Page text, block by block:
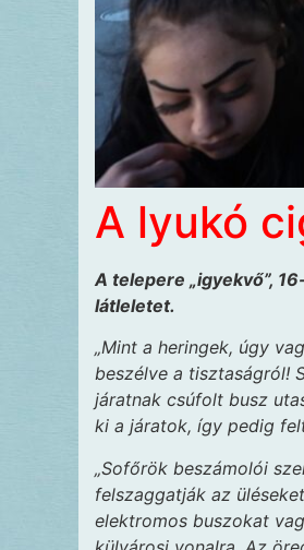
A lyukó
A telepere „igyekvő”,
látleletet.
„Mint a heringek, úgy
beszélve a tisztaságról!
járatnak csúfolt busz
ki a járatok, így pedig
„Sofőrök beszámolói
felszaggatják az
elektromos buszokat